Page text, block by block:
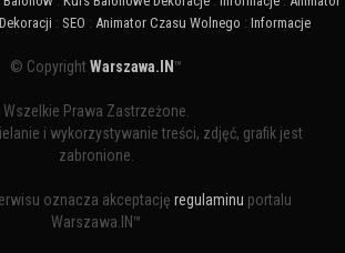
: SEO : Animator Czasu Wolnego : Informacje
© CopyrightWarszawa.IN ™
Wszelkie Prawa Zastrzeżone.
i wykorzystywanie treści, zdjęć, grafik jest
zabronione.
oznacza akceptację regulaminu portalu
Warszawa.IN™